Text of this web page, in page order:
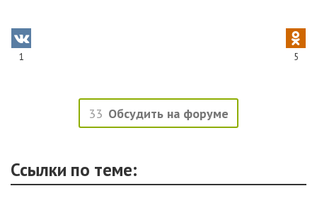
1 5
33 Обсудить на форуме
Ссылки по теме: